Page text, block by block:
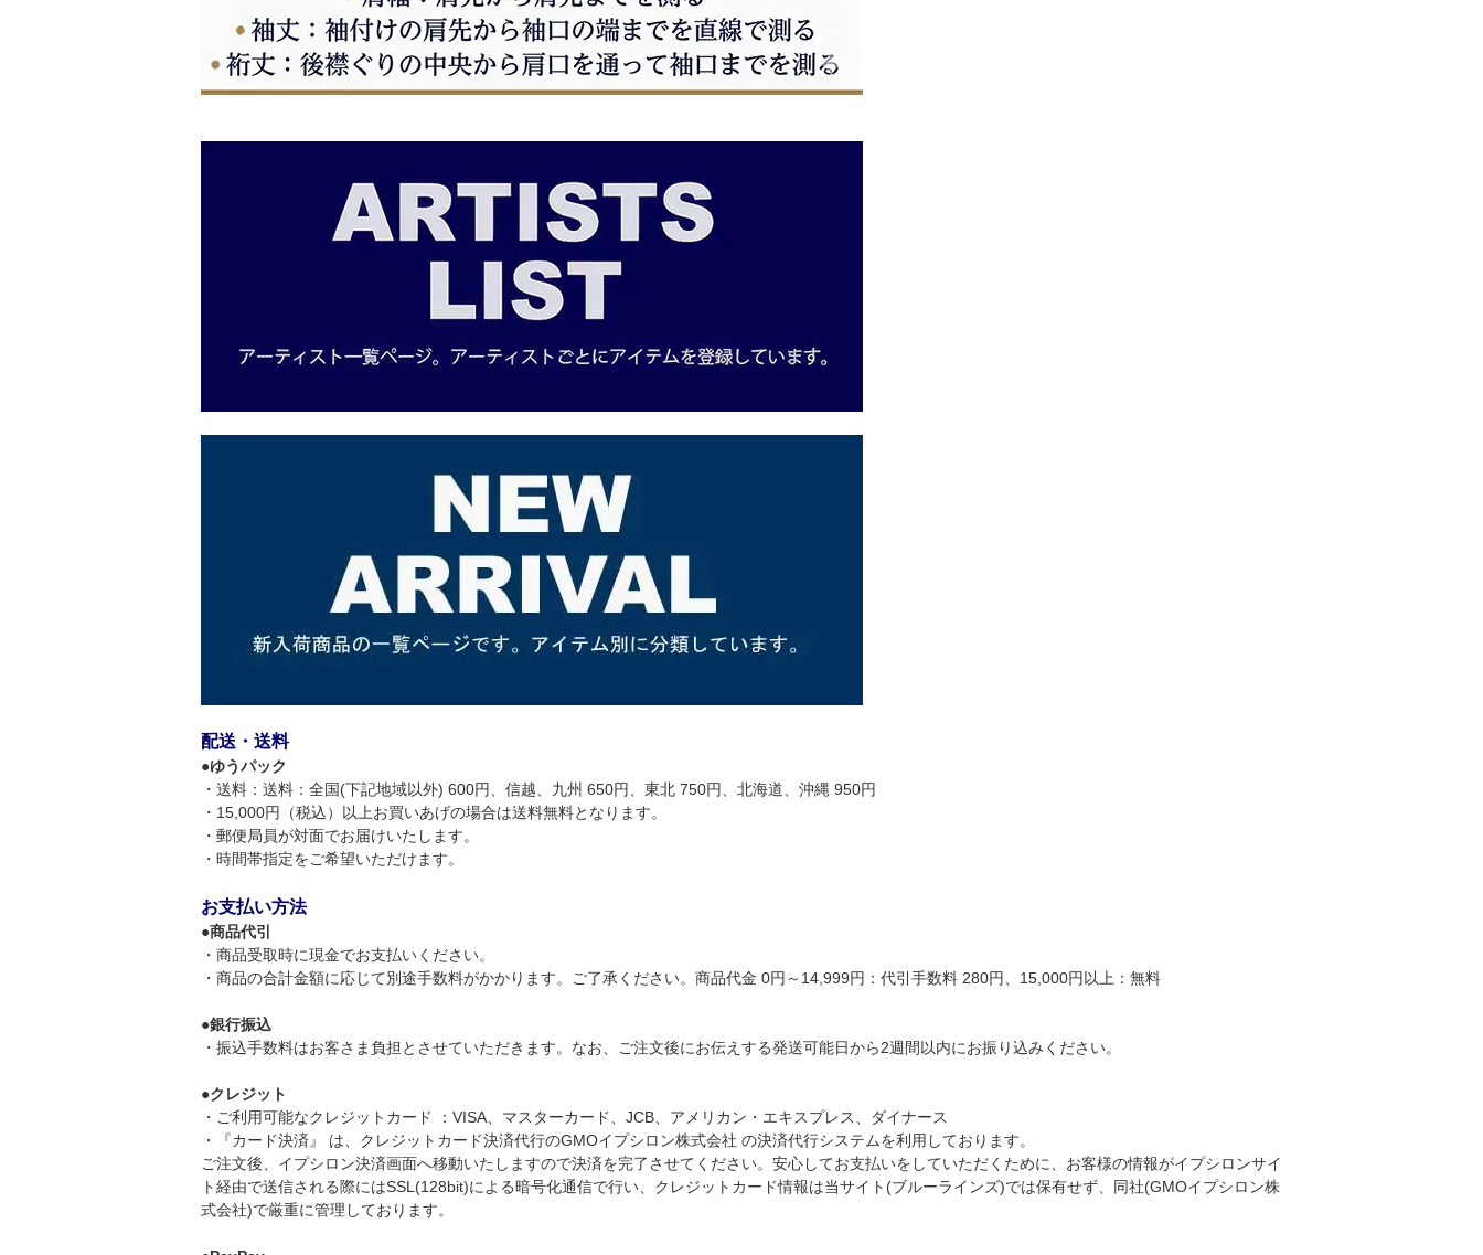
配送・送料
●ゆうパック
・送料：送料：全国(下記地域以外) 600円、信越、九州 650円、東北 750円、北海道、沖縄 950円
・15,000円（税込）以上お買いあげの場合は送料無料となります。
・郵便局員が対面でお届けいたします。
・時間帯指定をご希望いただけます。
お支払い方法
●商品代引
・商品受取時に現金でお支払いください。
・商品の合計金額に応じて別途手数料がかかります。ご了承ください。商品代金 0円～14,999円：代引手数料 280円、15,000円以上：無料
●銀行振込
・振込手数料はお客さま負担とさせていただきます。なお、ご注文後にお伝えする発送可能日から2週間以内にお振り込みください。
●クレジット
・ご利用可能なクレジットカード ：VISA、マスターカード、JCB、アメリカン・エキスプレス、ダイナース
・『カード決済』 は、クレジットカード決済代行のGMOイプシロン株式会社 の決済代行システムを利用しております。
ご注文後、イプシロン決済画面へ移動いたしますので決済を完了させてください。安心してお支払いをしていただくために、お客様の情報がイプシロンサイ
ト経由で送信される際にはSSL(128bit)による暗号化通信で行い、クレジットカード情報は当サイト(ブルーラインズ)では保有せず、同社(GMOイプシロン株
式会社)で厳重に管理しております。